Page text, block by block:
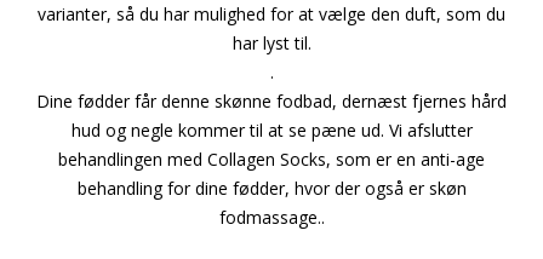
varianter, så du har mulighed for at vælge den duft, som du
har lyst til.
.
Dine fødder får denne skønne fodbad, dernæst fjernes hård
hud og negle kommer til at se pæne ud. Vi afslutter
behandlingen med Collagen Socks, som er en anti-age
behandling for dine fødder, hvor der også er skøn
fodmassage..